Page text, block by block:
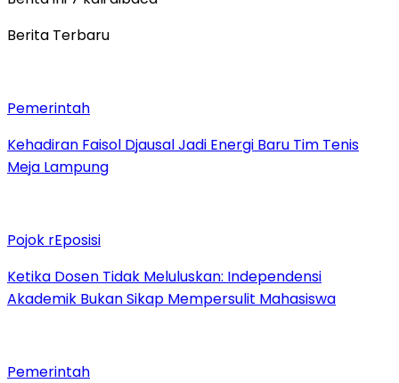
Berita Terbaru
Pemerintah
Kehadiran Faisol Djausal Jadi Energi Baru Tim Tenis
Meja Lampung
Pojok rEposisi
Ketika Dosen Tidak Meluluskan: Independensi
Akademik Bukan Sikap Mempersulit Mahasiswa
Pemerintah